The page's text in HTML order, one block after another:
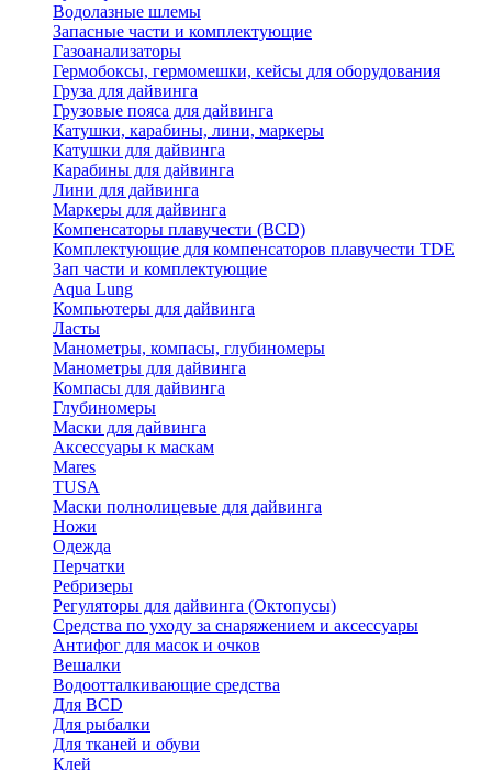
Водолазные шлемы
Запасные части и комплектующие
Газоанализаторы
Гермобоксы, гермомешки, кейсы для оборудования
Груза для дайвинга
Грузовые пояса для дайвинга
Катушки, карабины, лини, маркеры
Катушки для дайвинга
Карабины для дайвинга
Лини для дайвинга
Маркеры для дайвинга
Компенсаторы плавучести (BCD)
Комплектующие для компенсаторов плавучести TDE
Зап части и комплектующие
Aqua Lung
Компьютеры для дайвинга
Ласты
Манометры, компасы, глубиномеры
Манометры для дайвинга
Компасы для дайвинга
Глубиномеры
Маски для дайвинга
Аксессуары к маскам
Mares
TUSA
Маски полнолицевые для дайвинга
Ножи
Одежда
Перчатки
Ребризеры
Регуляторы для дайвинга (Октопусы)
Средства по уходу за снаряжением и аксессуары
Антифог для масок и очков
Вешалки
Водоотталкивающие средства
Для BCD
Для рыбалки
Для тканей и обуви
Клей